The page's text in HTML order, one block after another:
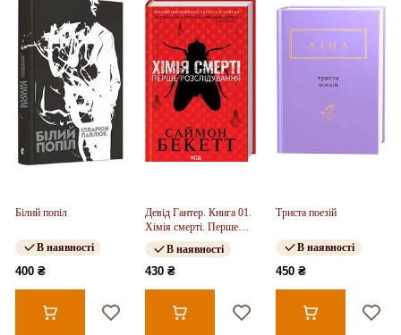
Білий попіл
В наявності
400 ₴
Девід Гантер. Книга 01.
Хімія смерті. Перше
розслідування
В наявності
430 ₴
Триста поезій
В наявності
450 ₴